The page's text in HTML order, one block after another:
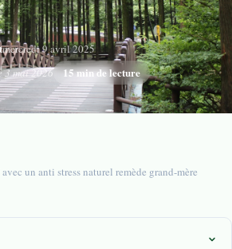
mercredi 9 avril 2025
3 mai 2026
15 min de lecture
un anti stress naturel remède grand-mère